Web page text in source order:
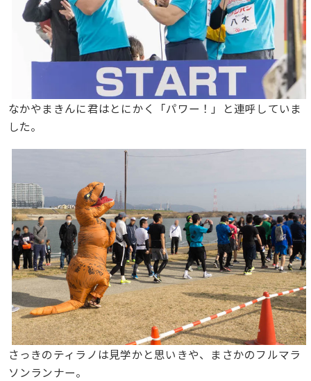
なかやまきんに君はとにかく「パワー！」と連呼していま
した。
さっきのティラノは見学かと思いきや、まさかのフルマラ
ソンランナー。